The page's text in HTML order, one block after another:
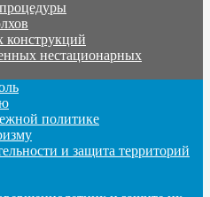
нестационарных
политике
и защита территорий